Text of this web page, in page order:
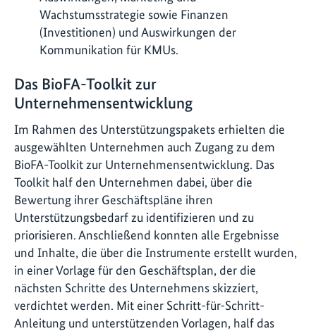
Wachstumsstrategie sowie Finanzen
(Investitionen) und Auswirkungen der
Kommunikation für KMUs.
Das BioFA-Toolkit zur
Unternehmensentwicklung
Im Rahmen des Unterstützungspakets erhielten die
ausgewählten Unternehmen auch Zugang zu dem
BioFA-Toolkit zur Unternehmensentwicklung. Das
Toolkit half den Unternehmen dabei, über die
Bewertung ihrer Geschäftspläne ihren
Unterstützungsbedarf zu identifizieren und zu
priorisieren. Anschließend konnten alle Ergebnisse
und Inhalte, die über die Instrumente erstellt wurden,
in einer Vorlage für den Geschäftsplan, der die
nächsten Schritte des Unternehmens skizziert,
verdichtet werden. Mit einer Schritt-für-Schritt-
Anleitung und unterstützenden Vorlagen, half das